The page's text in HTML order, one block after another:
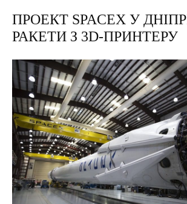
ПРОЕКТ SPACEX У
РАКЕТИ З 3D-ПРИНТЕРУ